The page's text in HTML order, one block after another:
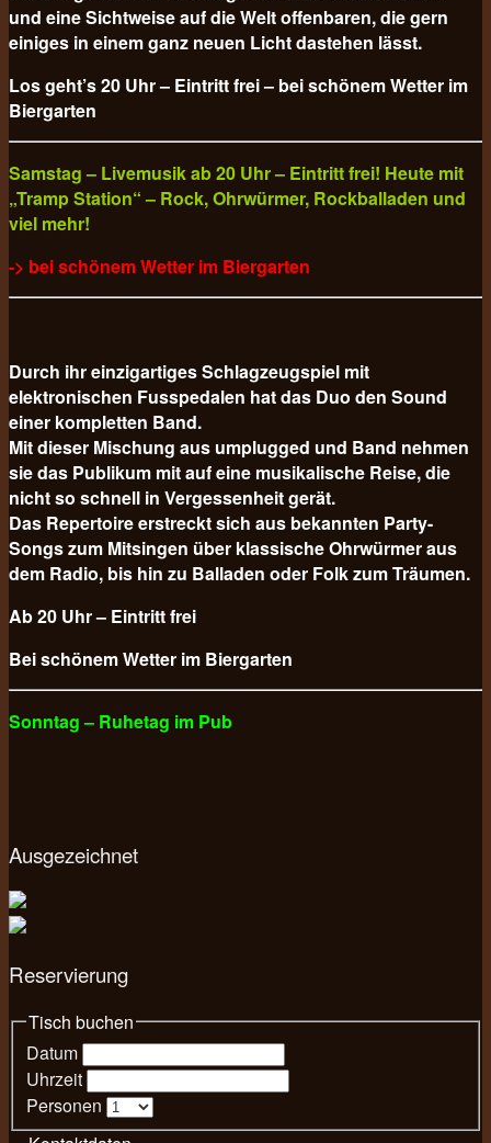
und eine Sichtweise auf die Welt offenbaren, die gern
einiges in einem ganz neuen Licht dastehen lässt.
Los geht’s 20 Uhr – Eintritt frei – bei schönem Wetter im
Biergarten
Samstag – Livemusik ab 20 Uhr – Eintritt frei! Heute mit
„Tramp Station“ – Rock, Ohrwürmer, Rockballaden und
viel mehr!
-> bei schönem Wetter im Biergarten
Durch ihr einzigartiges Schlagzeugspiel mit
elektronischen Fusspedalen hat das Duo den Sound
einer kompletten Band.
Mit dieser Mischung aus umplugged und Band nehmen
sie das Publikum mit auf eine musikalische Reise, die
nicht so schnell in Vergessenheit gerät.
Das Repertoire erstreckt sich aus bekannten Party-
Songs zum Mitsingen über klassische Ohrwürmer aus
dem Radio, bis hin zu Balladen oder Folk zum Träumen.
Ab 20 Uhr – Eintritt frei
Bei schönem Wetter im Biergarten
Sonntag – Ruhetag im Pub
Ausgezeichnet
Reservierung
Tisch buchen
Datum
Uhrzeit
Personen